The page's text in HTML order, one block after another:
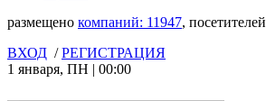
размещено компаний: 11947, посетителей
ВХОД /РЕГИСТРАЦИЯ
1 января, ПН | 00:00